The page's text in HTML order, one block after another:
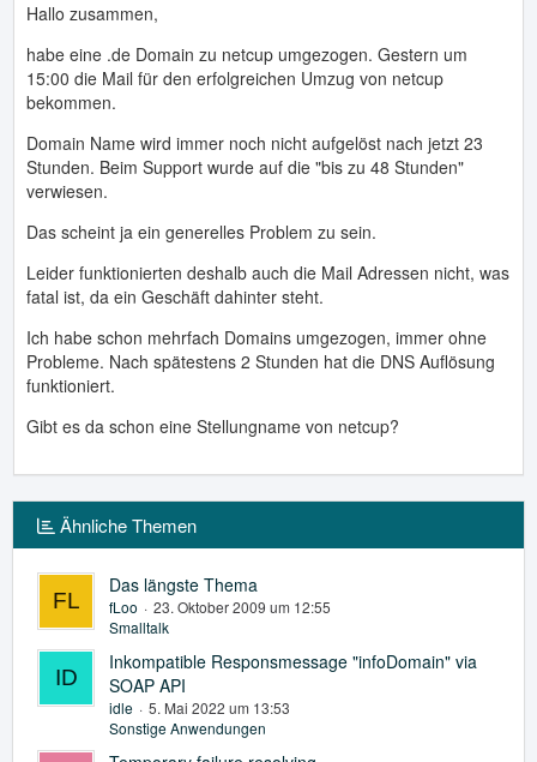
Hallo zusammen,
habe eine .de Domain zu netcup umgezogen. Gestern um
15:00 die Mail für den erfolgreichen Umzug von netcup
bekommen.
Domain Name wird immer noch nicht aufgelöst nach jetzt 23
Stunden. Beim Support wurde auf die "bis zu 48 Stunden"
verwiesen.
Das scheint ja ein generelles Problem zu sein.
Leider funktionierten deshalb auch die Mail Adressen nicht, was
fatal ist, da ein Geschäft dahinter steht.
Ich habe schon mehrfach Domains umgezogen, immer ohne
Probleme. Nach spätestens 2 Stunden hat die DNS Auflösung
funktioniert.
Gibt es da schon eine Stellungname von netcup?
Ähnliche Themen
Das längste Thema
fLoo
23. Oktober 2009 um 12:55
Smalltalk
Inkompatible Responsmessage "infoDomain" via
SOAP API
idle
5. Mai 2022 um 13:53
Sonstige Anwendungen